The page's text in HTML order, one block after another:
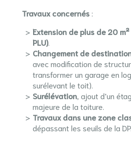
Travaux concernés:
Extension de plus de 20
PLU).
Changement de
avec modification de
transformer un garage en
surélevant le toit).
Surélévation, ajout d’un
majeure de la toiture.
Travaux dans une zone
dépassant les seuils de la DP.